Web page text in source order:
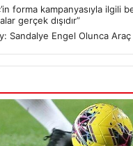
forma kampanyasıyla ilgili
gerçek dışıdır”
Sandalye Engel Olunca